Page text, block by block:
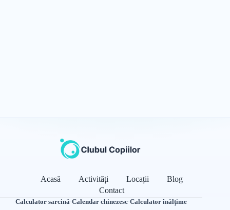
Acasă Activități Locații
Blog
Contact
Calculator sarcină·Calendar chinezesc·Calculator înălțime